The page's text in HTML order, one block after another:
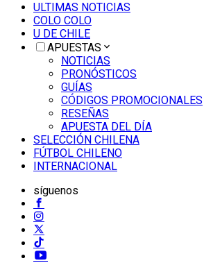
ULTIMAS NOTICIAS
COLO COLO
U DE CHILE
APUESTAS
NOTICIAS
PRONÓSTICOS
GUÍAS
CÓDIGOS PROMOCIONALES
RESEÑAS
APUESTA DEL DÍA
SELECCIÓN CHILENA
FÚTBOL CHILENO
INTERNACIONAL
síguenos